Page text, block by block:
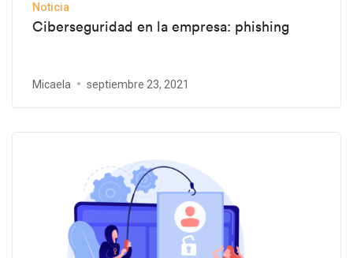
Noticia
Ciberseguridad en la empresa: phishing
Micaela septiembre 23, 2021